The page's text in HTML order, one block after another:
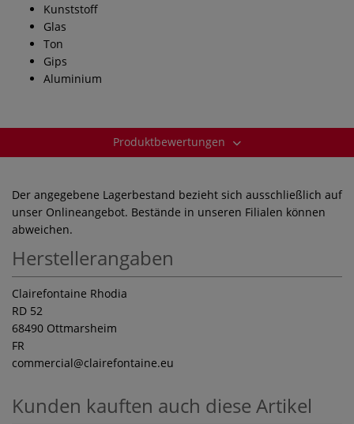
Kunststoff
Glas
Ton
Gips
Aluminium
Produktbewertungen
Der angegebene Lagerbestand bezieht sich ausschließlich auf
unser Onlineangebot. Bestände in unseren Filialen können
abweichen.
Herstellerangaben
Clairefontaine Rhodia
RD 52
68490 Ottmarsheim
FR
commercial@clairefontaine.eu
Kunden kauften auch diese Artikel